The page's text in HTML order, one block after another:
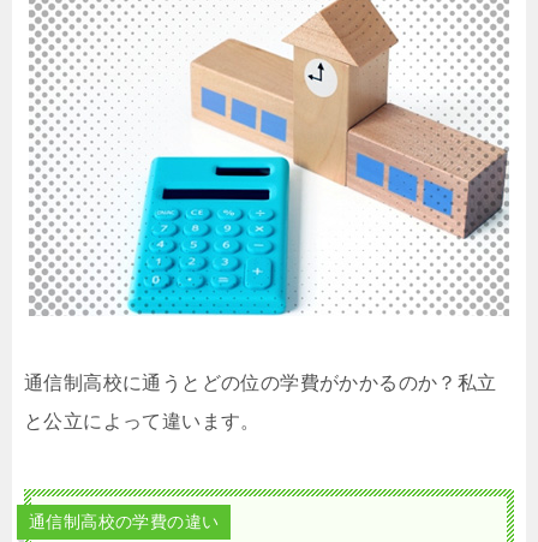
通信制高校に通うとどの位の学費がかかるのか？私立
と公立によって違います。
通信制高校の学費の違い